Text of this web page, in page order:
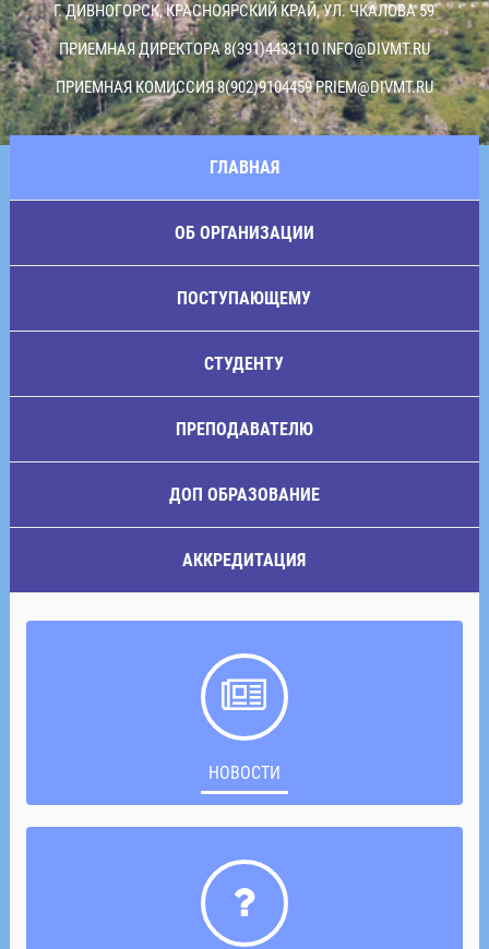
Г. ДИВНОГОРСК, КРАСНОЯРСКИЙ КРАЙ, УЛ. ЧКАЛОВА 59
ПРИЕМНАЯ ДИРЕКТОРА 8(391)4433110INFO@DIVMT.RU
ПРИЕМНАЯ КОМИССИЯ 8(902)9104459PRIEM@DIVMT.RU
ГЛАВНАЯ
ОБ ОРГАНИЗАЦИИ
ПОСТУПАЮЩЕМУ
СТУДЕНТУ
ПРЕПОДАВАТЕЛЮ
ДОП ОБРАЗОВАНИЕ
АККРЕДИТАЦИЯ
НОВОСТИ